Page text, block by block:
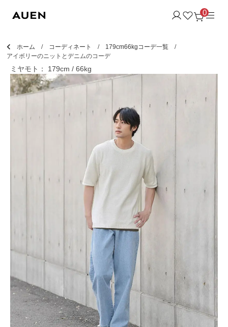
0
ホーム コーディネート
179cm66kgコーデ一覧
アイボリーのニットとデニムのコーデ
ミヤモト： 179cm / 66kg